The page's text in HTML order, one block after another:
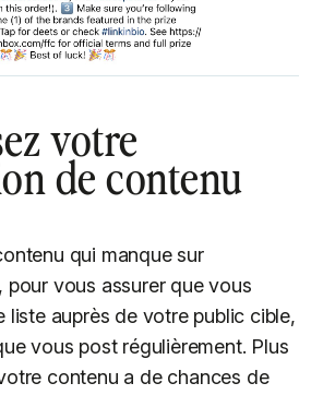
votre
de contenu
qui manque sur
pour vous assurer que vous
liste auprès de votre public cible,
vous post régulièrement. Plus
contenu a de chances de